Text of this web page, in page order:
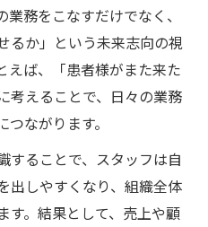
務をこなすだけでなく、
るか」という未来志向の視
えば、「患者様がまた来た
考えることで、日々の業務
ながります。
することで、スタッフは自
出しやすくなり、組織全体
す。結果として、売上や顧